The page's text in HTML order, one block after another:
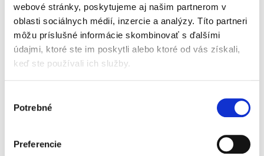
webové stránky, poskytujeme aj našim partnerom v
oblasti sociálnych médií, inzercie a analýzy. Títo partneri
môžu príslušné informácie skombinovať s ďalšími
údajmi, ktoré ste im poskytli alebo ktoré od vás získali,
keď ste používali ich služby.
súhlasu
Potrebné
Preferencie
50 %
bio póru
22 % bio zemiakov, voda, 8 % treska* (RYBA), 4 % bio
SMOTANY, 1 % bio citrónová šťava, štipka bio karí
korenie
Bez lepku. Obsahuje LAKTÓZU a RYBU. *MSC produkty
Nutričné hodnoty
Energia